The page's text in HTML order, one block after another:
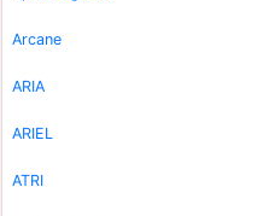
Arcane
ARIA
ARIEL
ATRI